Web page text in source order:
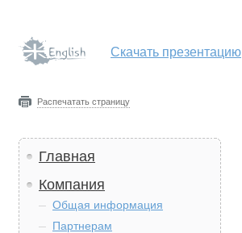
Скачать презентацию
Распечатать страницу
Главная
Компания
Общая информация
Партнерам